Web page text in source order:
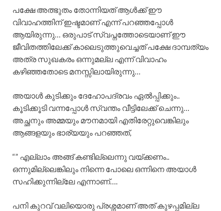
പക്ഷേ അത്ഭുതം തോന്നിയത് ആൾക്ക് ഈ
വിവാഹത്തിന് ഇഷ്ടമാണ് എന്ന് പറഞ്ഞപ്പോൾ
ആയിരുന്നു… ഒരുപാട് സ്വപ്നത്തോടെയാണ് ഈ
ജീവിതത്തിലേക്ക് കാലെടുത്തുവെച്ചത് പക്ഷേ ദാമ്പത്യം
അത്ര സുഖകരം ഒന്നുമല്ല എന്ന് വിവാഹം
കഴിഞ്ഞതോടെ മനസ്സിലായിരുന്നു…
അയാൾ കുടിക്കും ദേഹോപദ്രവം ഏൽപ്പിക്കും..
കൂടിക്കൂടി വന്നപ്പോൾ സ്വന്തം വീട്ടിലേക്ക് ചെന്നു…
അച്ഛനും അമ്മയും മൗനമായി എതിരേറ്റുവെങ്കിലും
ആങ്ങളയും ഭാര്യയും പറഞ്ഞത്,
“” എല്ലാം അങ്ങ് കണ്ടില്ലെന്നു വയ്ക്കണം..
ഒന്നുമില്ലെങ്കിലും നിന്നെ പോലെ ഒന്നിനെ അയാൾ
സഹിക്കുന്നില്ലേ എന്നാണ്….
പനി കുറവ് വലിയൊരു പ്രശ്നമാണ് അത് കുഴപ്പമില്ല